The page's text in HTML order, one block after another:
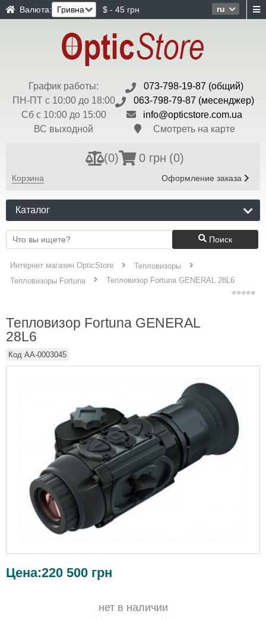
ru
Валюта: $ - 45 грн
График работы:
ПН-ПТ с 10:00 до 18:00
Сб с 10:00 до 15:00
ВС выходной
073-798-19-87 (общий)
063-798-79-87 (месенджер)
info@opticstore.com.ua
Смотреть на карте
(0) 0 грн (0)
Корзина Оформление заказа
Каталог
Поиск
Интернет магазин OpticStore
Тепловизоры
Тепловизоры Fortuna
Тепловизор Fortuna GENERAL 28L6
Тепловизор Fortuna GENERAL
28L6
Код AA-0003045
Цена:220 500 грн
нет в наличии